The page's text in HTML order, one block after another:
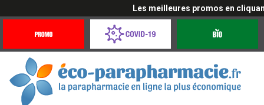
Les meilleures promos en cliquant
Offres
Coronavirus